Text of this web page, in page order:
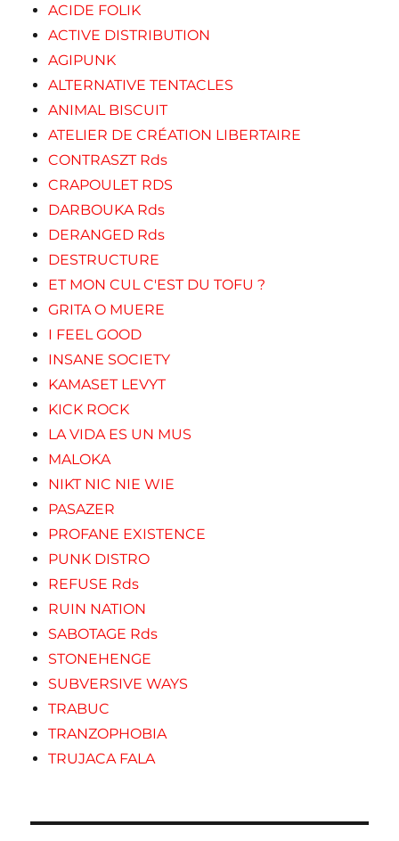
ACIDE FOLIK
ACTIVE DISTRIBUTION
AGIPUNK
ALTERNATIVE TENTACLES
ANIMAL BISCUIT
ATELIER DE CRÉATION LIBERTAIRE
CONTRASZT Rds
CRAPOULET RDS
DARBOUKA Rds
DERANGED Rds
DESTRUCTURE
ET MON CUL C'EST DU TOFU ?
GRITA O MUERE
I FEEL GOOD
INSANE SOCIETY
KAMASET LEVYT
KICK ROCK
LA VIDA ES UN MUS
MALOKA
NIKT NIC NIE WIE
PASAZER
PROFANE EXISTENCE
PUNK DISTRO
REFUSE Rds
RUIN NATION
SABOTAGE Rds
STONEHENGE
SUBVERSIVE WAYS
TRABUC
TRANZOPHOBIA
TRUJACA FALA